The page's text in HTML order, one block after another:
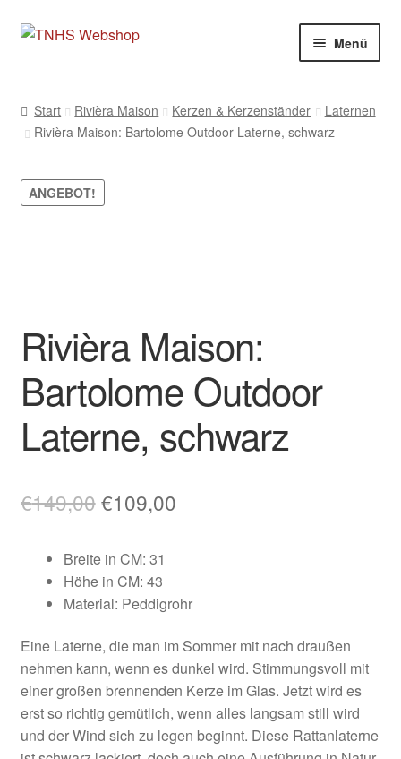
Zur
Zum
Menü
Start Rivièra Maison Kerzen & Kerzenständer
Laternen
Rivièra Maison: Bartolome Outdoor Laterne, schwarz
ANGEBOT!
Rivièra Maison:
Bartolome Outdoor
Laterne, schwarz
€149,00Ursprünglicher
war:
€149,00
€109,00Aktueller
€109,00.
Breite in CM: 31
Höhe in CM: 43
Material: Peddigrohr
Eine Laterne, die man im Sommer mit nach draußen
nehmen kann, wenn es dunkel wird. Stimmungsvoll mit
einer großen brennenden Kerze im Glas. Jetzt wird es
erst so richtig gemütlich, wenn alles langsam still wird
und der Wind sich zu legen beginnt. Diese Rattanlaterne